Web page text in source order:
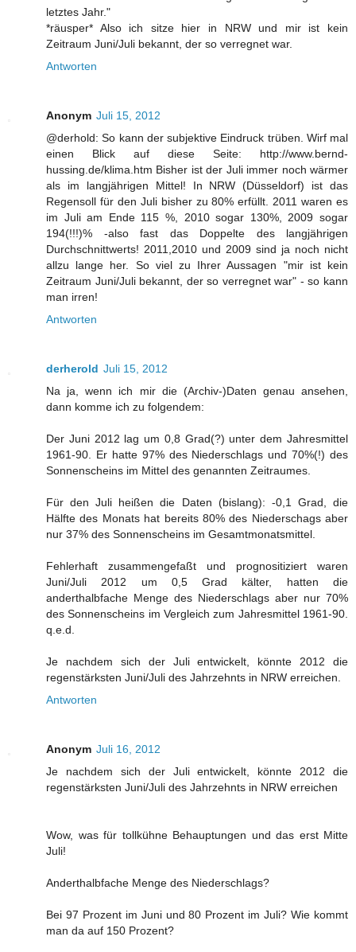
letztes Jahr."
*räusper* Also ich sitze hier in NRW und mir ist kein
Zeitraum Juni/Juli bekannt, der so verregnet war.
Antworten
Anonym Juli 15, 2012
@derhold: So kann der subjektive Eindruck trüben. Wirf mal
einen Blick auf diese Seite: http://www.bernd-
hussing.de/klima.htm Bisher ist der Juli immer noch wärmer
als im langjährigen Mittel! In NRW (Düsseldorf) ist das
Regensoll für den Juli bisher zu 80% erfüllt. 2011 waren es
im Juli am Ende 115 %, 2010 sogar 130%, 2009 sogar
194(!!!)% -also fast das Doppelte des langjährigen
Durchschnittwerts! 2011,2010 und 2009 sind ja noch nicht
allzu lange her. So viel zu Ihrer Aussagen "mir ist kein
Zeitraum Juni/Juli bekannt, der so verregnet war" - so kann
man irren!
Antworten
derherold Juli 15, 2012
Na ja, wenn ich mir die (Archiv-)Daten genau ansehen,
dann komme ich zu folgendem:
Der Juni 2012 lag um 0,8 Grad(?) unter dem Jahresmittel
1961-90. Er hatte 97% des Niederschlags und 70%(!) des
Sonnenscheins im Mittel des genannten Zeitraumes.
Für den Juli heißen die Daten (bislang): -0,1 Grad, die
Hälfte des Monats hat bereits 80% des Niederschags aber
nur 37% des Sonnenscheins im Gesamtmonatsmittel.
Fehlerhaft zusammengefaßt und prognositiziert waren
Juni/Juli 2012 um 0,5 Grad kälter, hatten die
anderthalbfache Menge des Niederschlags aber nur 70%
des Sonnenscheins im Vergleich zum Jahresmittel 1961-90.
q.e.d.
Je nachdem sich der Juli entwickelt, könnte 2012 die
regenstärksten Juni/Juli des Jahrzehnts in NRW erreichen.
Antworten
Anonym Juli 16, 2012
Je nachdem sich der Juli entwickelt, könnte 2012 die
regenstärksten Juni/Juli des Jahrzehnts in NRW erreichen
Wow, was für tollkühne Behauptungen und das erst Mitte
Juli!
Anderthalbfache Menge des Niederschlags?
Bei 97 Prozent im Juni und 80 Prozent im Juli? Wie kommt
man da auf 150 Prozent?